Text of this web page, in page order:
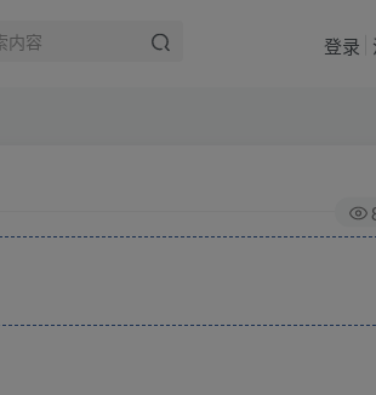
登录